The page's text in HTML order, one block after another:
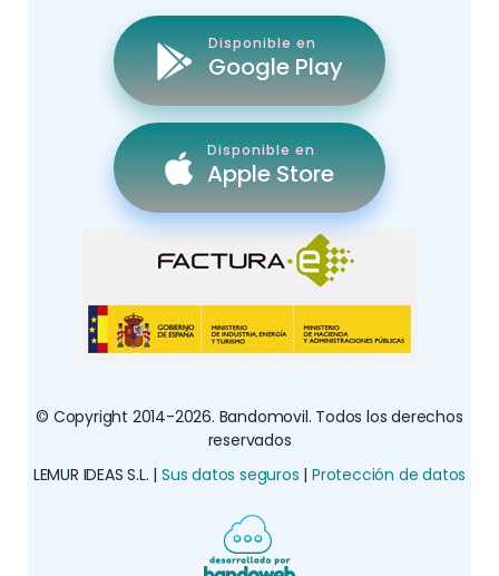
Disponible en
Google Play
Disponible en
Apple Store
© Copyright 2014-2026. Bandomovil. Todos los derechos
reservados
LEMUR IDEAS S.L. | Sus datos seguros | Protección de datos